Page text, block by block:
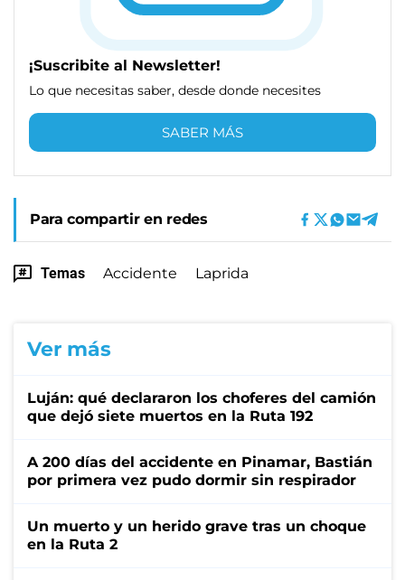
¡Suscribite al Newsletter!
Lo que necesitas saber, desde donde necesites
SABER MÁS
Para compartir en redes
Temas Accidente Laprida
Ver más
Luján: qué declararon los choferes del camión
que dejó siete muertos en la Ruta 192
A 200 días del accidente en Pinamar, Bastián
por primera vez pudo dormir sin respirador
Un muerto y un herido grave tras un choque
en la Ruta 2